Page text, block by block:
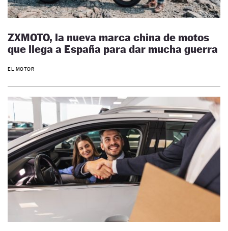
ZXMOTO, la nueva marca china de motos
que llega a España para dar mucha guerra
EL MOTOR